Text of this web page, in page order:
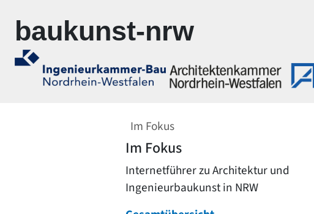
baukunst-nrw
Im Fokus
Im Fokus
Internetführer zu Architektur und
Ingenieurbaukunst in NRW